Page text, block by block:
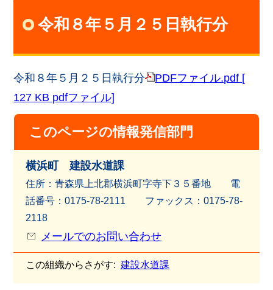
令和８年５月２５日執行分
令和８年５月２５日執行分
PDFファイル.pdf [
127 KB pdfファイル]
このページの情報発信部門
横浜町 建設水道課
住所：青森県上北郡横浜町字寺下３５番地 電
話番号：0175-78-2111 ファッ クス：0175-78-
2118
メールでのお問い合わせ
この組織からさがす:建設水道課